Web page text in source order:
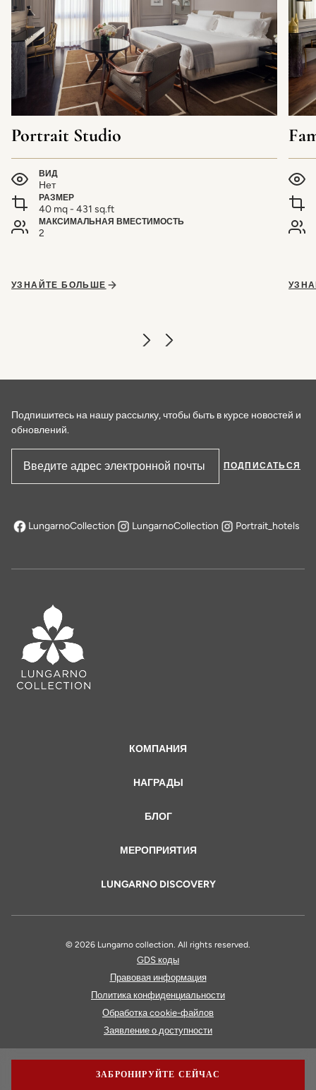
ЗАБРОНИРУЙТЕ СЕЙЧАС
Portrait Studio
ВИД
Нет
РАЗМЕР
40 mq - 431 sq.ft
МАКСИМАЛЬНАЯ ВМЕСТИМОСТЬ
2
УЗНАЙТЕ БОЛЬШЕ
КОМПАНИЯ
НАГРАДЫ
БЛОГ
МЕРОПРИЯТИЯ
LUNGARNO DISCOVERY
Подпишитесь на нашу рассылку, чтобы быть в курсе новостей и
обновлений.
Адрес электронной почты
ПОДПИСАТЬСЯ
LungarnoCollection
открывается в новой вкладке
LungarnoCollection Portrait_hotels
© 2026 Lungarno collection. All rights reserved.
GDS коды
Правовая информация
Политика конфиденциальности
Обработка cookie-файлов
Заявление о доступности